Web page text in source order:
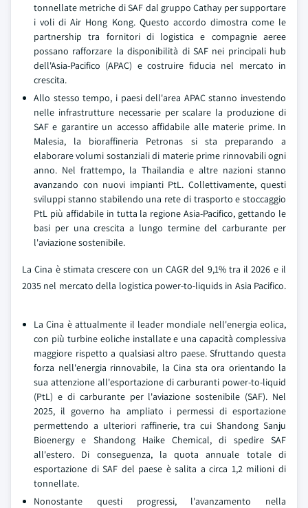
tonnellate metriche di SAF dal gruppo Cathay per supportare
i voli di Air Hong Kong. Questo accordo dimostra come le
partnership tra fornitori di logistica e compagnie aeree
possano rafforzare la disponibilità di SAF nei principali hub
dell'Asia-Pacifico (APAC) e costruire fiducia nel mercato in
crescita.
Allo stesso tempo, i paesi dell'area APAC stanno investendo
nelle infrastrutture necessarie per scalare la produzione di
SAF e garantire un accesso affidabile alle materie prime. In
Malesia, la bioraffineria Petronas si sta preparando a
elaborare volumi sostanziali di materie prime rinnovabili ogni
anno. Nel frattempo, la Thailandia e altre nazioni stanno
avanzando con nuovi impianti PtL. Collettivamente, questi
sviluppi stanno stabilendo una rete di trasporto e stoccaggio
PtL più affidabile in tutta la regione Asia-Pacifico, gettando le
basi per una crescita a lungo termine del carburante per
l'aviazione sostenibile.
La Cina è stimata crescere con un CAGR del 9,1% tra il 2026 e il
2035 nel mercato della logistica power-to-liquids in Asia Pacifico.
La Cina è attualmente il leader mondiale nell'energia eolica,
con più turbine eoliche installate e una capacità complessiva
maggiore rispetto a qualsiasi altro paese. Sfruttando questa
forza nell'energia rinnovabile, la Cina sta ora orientando la
sua attenzione all'esportazione di carburanti power-to-liquid
(PtL) e di carburante per l'aviazione sostenibile (SAF). Nel
2025, il governo ha ampliato i permessi di esportazione
permettendo a ulteriori raffinerie, tra cui Shandong Sanju
Bioenergy e Shandong Haike Chemical, di spedire SAF
all'estero. Di conseguenza, la quota annuale totale di
esportazione di SAF del paese è salita a circa 1,2 milioni di
tonnellate.
Nonostante questi progressi, l'avanzamento nella